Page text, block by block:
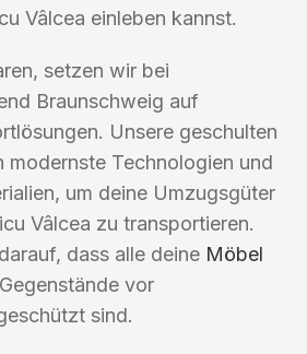
Vâlcea einleben kannst.
setzen wir bei
Braunschweig auf
Unsere geschulten
modernste Technologien und
um deine Umzugsgüter
Vâlcea zu transportieren.
dass alle deine Möbel
vor
sind.